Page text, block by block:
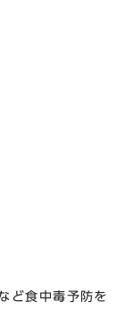
ど食中毒予防を